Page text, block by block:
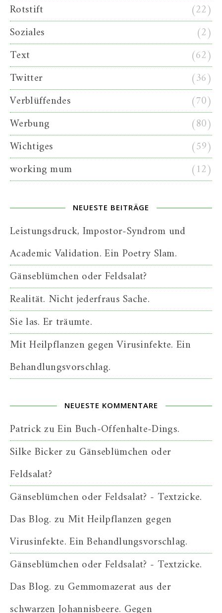
Rotstift
(22)
Soziales
(2)
Text
(62)
Twitter
(36)
Verblüffendes
(70)
Werbung
(80)
Wichtiges
(59)
working mum
(12)
NEUESTE BEITRÄGE
Leistungsdruck, Impostor-Syndrom und
Academic Validation. Ein Poetry Slam.
Gänseblümchen oder Feldsalat?
Realität. Nicht jederfraus Sache.
Sie las. Er träumte.
Mit Heilpflanzen gegen Virusinfekte. Ein
Behandlungsvorschlag.
NEUESTE KOMMENTARE
PatrickzuEin Buch-Offenhalte-Dings.
Silke Bickerzu Gänseblümchen oder
Feldsalat?
Gänseblümchen oder Feldsalat? - Textzicke.
Das Blog. zu Mit Heilpflanzen gegen
Virusinfekte. Ein Behandlungsvorschlag.
Gänseblümchen oder Feldsalat? - Textzicke.
Das Blog. zu Gemmomazerat aus der
schwarzen Johannisbeere. Gegen